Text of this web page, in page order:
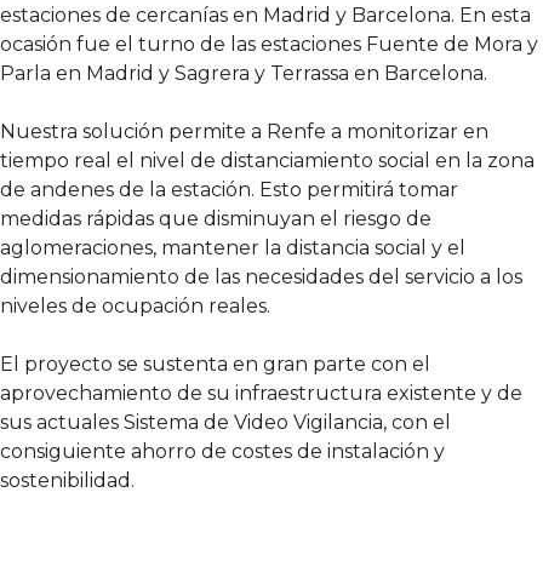
estaciones de cercanías en Madrid y Barcelona. En esta
ocasión fue el turno de las estaciones Fuente de Mora y
Parla en Madrid y Sagrera y Terrassa en Barcelona.
Nuestra solución permite a Renfe a monitorizar en
tiempo real el nivel de distanciamiento social en la zona
de andenes de la estación. Esto permitirá tomar
medidas rápidas que disminuyan el riesgo de
aglomeraciones, mantener la distancia social y el
dimensionamiento de las necesidades del servicio a los
niveles de ocupación reales.
El proyecto se sustenta en gran parte con el
aprovechamiento de su infraestructura existente y de
sus actuales Sistema de Video Vigilancia, con el
consiguiente ahorro de costes de instalación y
sostenibilidad.